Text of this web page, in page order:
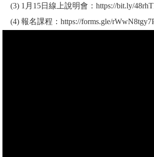
(3) 1月15日線上說明會： https://bit.ly/
(4) 報名課程： https://forms.gle/